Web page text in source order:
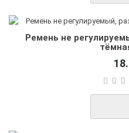
Ремень не